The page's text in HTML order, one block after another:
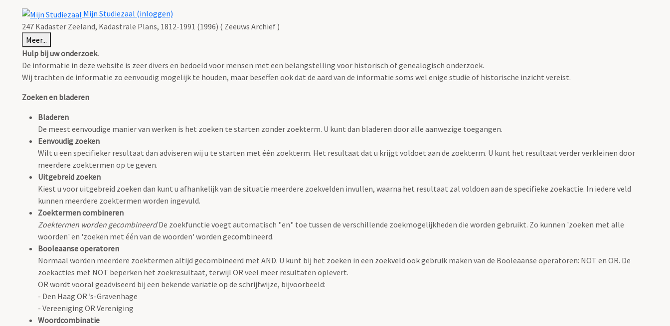
Mijn Studiezaal (inloggen)
247 Kadaster Zeeland, Kadastrale Plans, 1812-1991 (1996) ( Zeeuws Archief )
Meer...
Hulp bij uw onderzoek.
De informatie in deze website is zeer divers en bedoeld voor mensen met een belangstelling voor historisch of genealogisch onderzoek.
Wij trachten de informatie zo eenvoudig mogelijk te houden, maar beseffen ook dat de aard van de informatie soms wel enige studie of historische inzicht vereist.
Zoeken en bladeren
Bladeren
De meest eenvoudige manier van werken is het zoeken te starten zonder zoekterm. U kunt dan bladeren door alle aanwezige toegangen.
Eenvoudig zoeken
Wilt u een specifieker resultaat dan adviseren wij u te starten met één zoekterm. Het resultaat dat u krijgt voldoet aan de zoekterm. U kunt het resultaat verder verkleinen door
meerdere zoektermen op te geven.
Uitgebreid zoeken
Kiest u voor uitgebreid zoeken dan kunt u afhankelijk van de situatie meerdere zoekvelden invullen, waarna het resultaat zal voldoen aan de specifieke zoekactie. In iedere veld
kunnen meerdere zoektermen worden ingevuld.
Zoektermen combineren
Zoektermen worden gecombineerdDe zoekfunctie voegt automatisch "en" toe tussen de verschillende zoekmogelijkheden die worden gebruikt. Zo kunnen 'zoeken met alle
woorden' en 'zoeken met één van de woorden' worden gecombineerd.
Booleaanse operatoren
Normaal worden meerdere zoektermen altijd gecombineerd met AND. U kunt bij het zoeken in een zoekveld ook gebruik maken van de Booleaanse operatoren: NOT en OR. De
zoekacties met NOT beperken het zoekresultaat, terwijl OR veel meer resultaten oplevert.
OR wordt vooral geadviseerd bij een bekende variatie op de schrijfwijze, bijvoorbeeld:
- Den Haag OR ’s-Gravenhage
- Vereeniging OR Vereniging
Woordcombinatie